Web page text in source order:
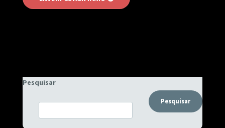
Pesquisar
Pesquisar